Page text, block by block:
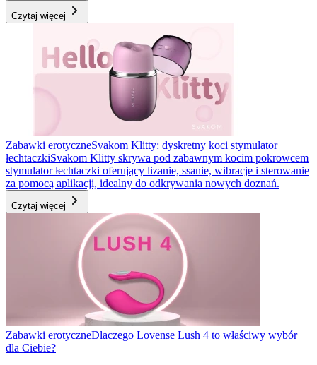
Czytaj więcej
Zabawki erotyczneSvakom Klitty: dyskretny koci stymulator
łechtaczkiSvakom Klitty skrywa pod zabawnym kocim pokrowcem
stymulator łechtaczki oferujący lizanie, ssanie, wibracje i sterowanie
za pomocą aplikacji, idealny do odkrywania nowych doznań.
Czytaj więcej
Zabawki erotyczneDlaczego Lovense Lush 4 to właściwy wybór
dla Ciebie?